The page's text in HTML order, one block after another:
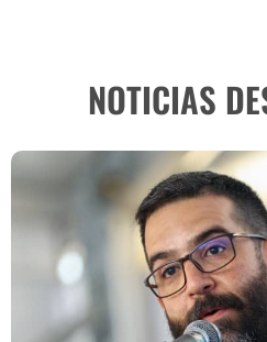
NOTICIAS